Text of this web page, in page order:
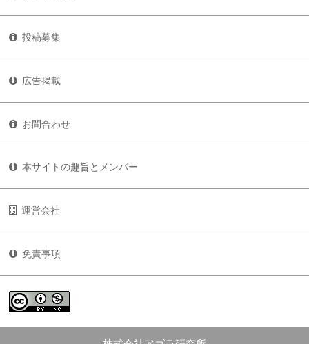
投稿募集
広告掲載
お問合わせ
本サイトの趣旨とメンバー
運営会社
免責事項